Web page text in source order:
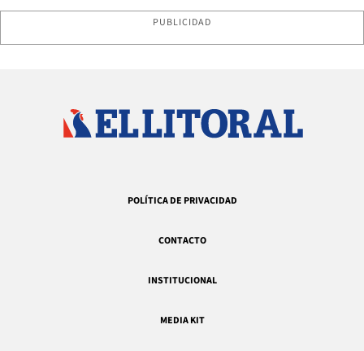
PUBLICIDAD
POLÍTICA DE PRIVACIDAD
CONTACTO
INSTITUCIONAL
MEDIA KIT